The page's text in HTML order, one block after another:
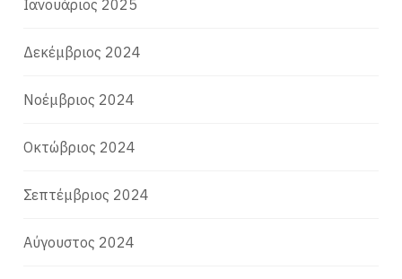
Ιανουάριος 2025
Δεκέμβριος 2024
Νοέμβριος 2024
Οκτώβριος 2024
Σεπτέμβριος 2024
Αύγουστος 2024